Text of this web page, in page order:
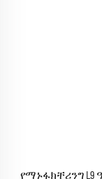
የማኑፋክቸሪንግ L9